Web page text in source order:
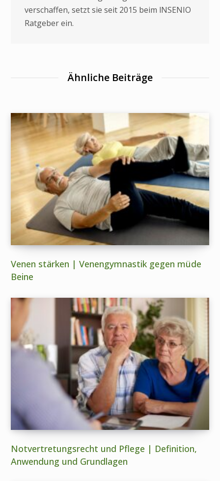
verschaffen, setzt sie seit 2015 beim lNSENIO
Ratgeber ein.
Ähnliche Beiträge
Venen stärken | Venengymnastik gegen müde
Beine
Notvertretungsrecht und Pflege | Definition,
Anwendung und Grundlagen